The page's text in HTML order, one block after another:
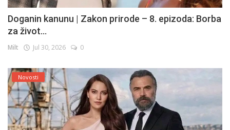
Doganin kanunu | Zakon prirode – 8. epizoda: Borba
za život...
Milt Jul 30, 2026 0
Novosti